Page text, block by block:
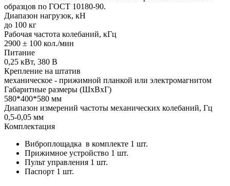
образцов по ГОСТ 10180-90.
Диапазон нагрузок, кН
до 100 кг
Рабочая частота колебаний, кГц
2900 ± 100 кол./мин
Питание
0,25 кВт, 380 В
Крепление на штатив
механическое - прижимной планкой или электромагнитом
Габаритные размеры (ШхВхГ)
580*400*580 мм
Диапазон измерений частоты механических колебаний, Гц
0,5-0,05 мм
Комплектация
Виброплощадка в комплекте 1 шт.
Прижимное устройство 1 шт.
Пульт управления 1 шт.
Паспорт 1 шт.